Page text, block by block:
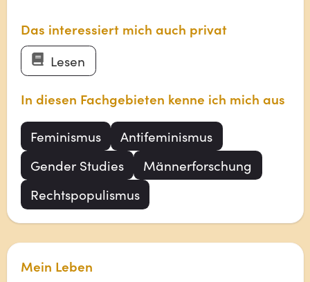
Das interessiert mich auch privat
Lesen
In diesen Fachgebieten kenne ich mich aus
Feminismus
Antifeminismus
Gender Studies
Männerforschung
Rechtspopulismus
Mein Leben